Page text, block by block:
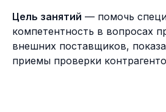
Цель занятий — помочь
компетентность в вопросах
внешних поставщиков,
приемы проверки